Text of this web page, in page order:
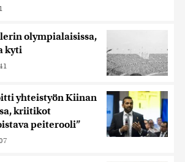
olympialaisissa,
kyti
yhteistyön Kiinan
kriitikot
peiterooli”